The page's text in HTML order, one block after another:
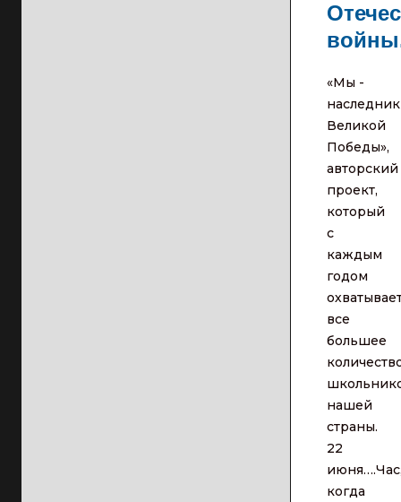
«Мы -
Великой
Победы»,
авторский
проект,
который
с
каждым
годом
все
большее
нашей
страны.
22
когда